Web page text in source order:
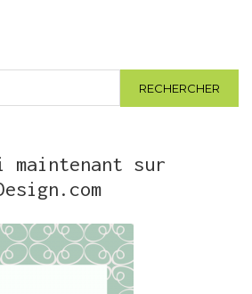
maintenant sur